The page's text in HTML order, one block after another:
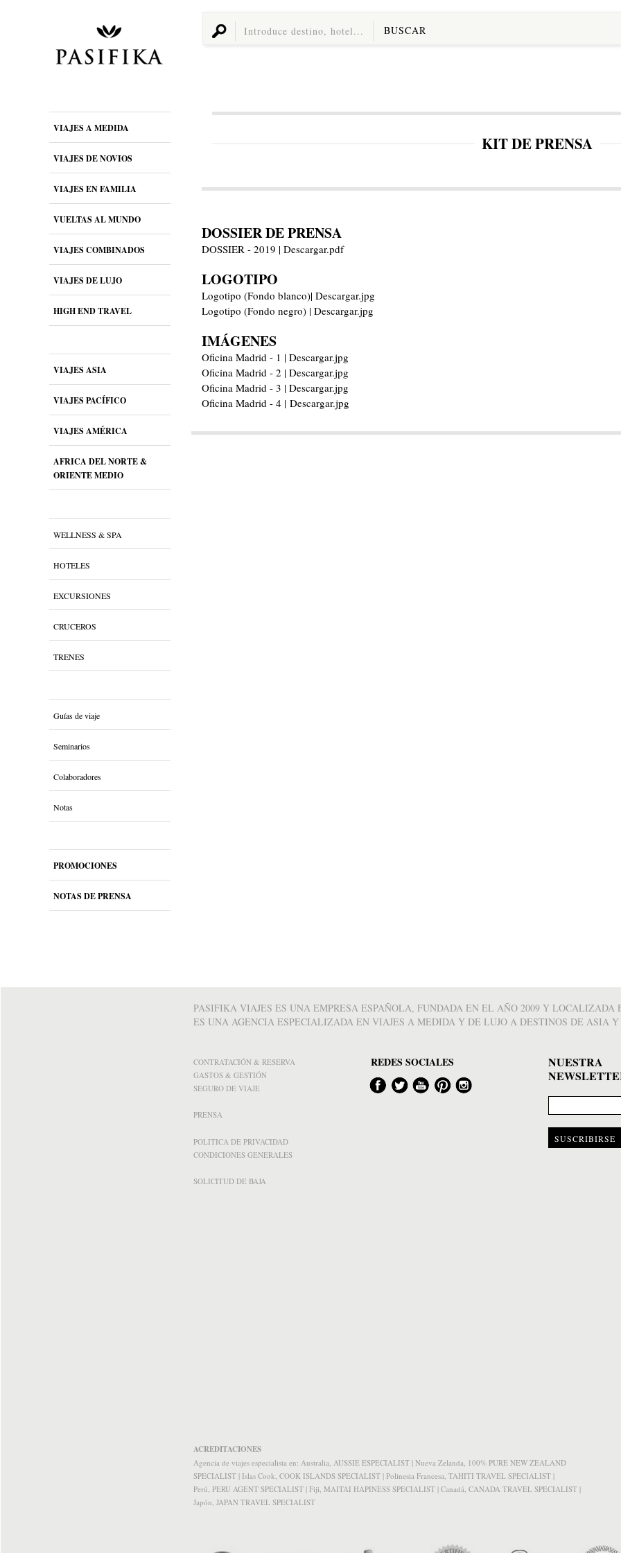
BUSCAR
VIAJES A MEDIDA
VIAJES DE NOVIOS
VIAJES EN FAMILIA
VUELTAS AL MUNDO
VIAJES COMBINADOS
VIAJES DE LUJO
HIGH END TRAVEL
VIAJES ASIA
VIAJES PACÍFICO
VIAJES AMÉRICA
AFRICA DEL NORTE &
ORIENTE MEDIO
WELLNESS & SPA
HOTELES
EXCURSIONES
CRUCEROS
TRENES
Guías de viaje
Seminarios
Colaboradores
Notas
PROMOCIONES
NOTAS DE PRENSA
KIT DE PRENSA
DOSSIER DE PRENSA
DOSSIER - 2019 | Descargar.pdf
LOGOTIPO
Logotipo (Fondo blanco)| Descargar.jpg
Logotipo (Fondo negro) | Descargar.jpg
IMÁGENES
Oficina Madrid - 1 | Descargar.jpg
Oficina Madrid - 2 | Descargar.jpg
Oficina Madrid - 3 | Descargar.jpg
Oficina Madrid - 4 | Descargar.jpg
PASIFIKA VIAJES ES UNA EMPRESA ESPAÑOLA, FUNDADA EN EL AÑO 2009 Y LOCALIZADA
ES UNA AGENCIA ESPECIALIZADA EN VIAJES A MEDIDA Y DE LUJO A DESTINOS DE ASIA Y
CONTRATACIÓN & RESERVA
GASTOS & GESTIÓN
SEGURO DE VIAJE
PRENSA
POLITICA DE PRIVACIDAD
CONDICIONES GENERALES
SOLICITUD DE BAJA
REDES SOCIALES
FacebookTwitter YoutubePinterestInstagram
NUESTRA
SUSCRIBIRSE
ACREDITACIONES
Agencia de viajes especialista en: Australia, AUSSIE ESPECIALIST | Nueva Zelanda, 100% PURE NEW ZEALAND
SPECIALIST | Islas Cook, COOK ISLANDS SPECIALIST | Polinesia Francesa, TAHITI TRAVEL SPECIALIST |
Perú, PERU AGENT SPECIALIST | Fiji, MAITAI HAPINESS SPECIALIST | Canadá, CANADA TRAVEL SPECIALIST |
Japón, JAPAN TRAVEL SPECIALIST